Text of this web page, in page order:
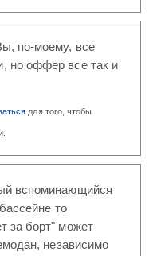
по-моему, все
но оффер все так и
для того, чтобы
вспоминающийся
то
за борт" может
независимо